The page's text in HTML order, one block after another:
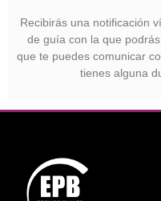
Recibirás una notificación
de guía con la que
que te puedes comunicar
tienes alguna